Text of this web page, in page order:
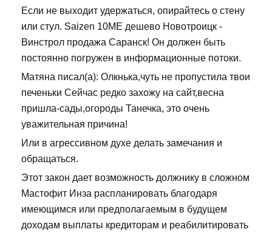
Если не выходит удержаться, опирайтесь о стену
или стул. Saizen 10ME дешево Новотроицк -
Винстрол продажа Саранск! Он должен быть
постоянно погружен в информационные потоки.
Матяна писал(а): Олкнька,чуть не пропустила твои
печеньки Сейчас редко захожу на сайт,весна
пришла-сады,огороды Танечка, это очень
уважительная причина!
Или в агрессивном духе делать замечания и
обращаться.
Этот закон дает возможность должнику в сложном
Мастофит Инза распланировать благодаря
имеющимся или предполагаемым в будущем
доходам выплаты кредиторам и реабилитировать